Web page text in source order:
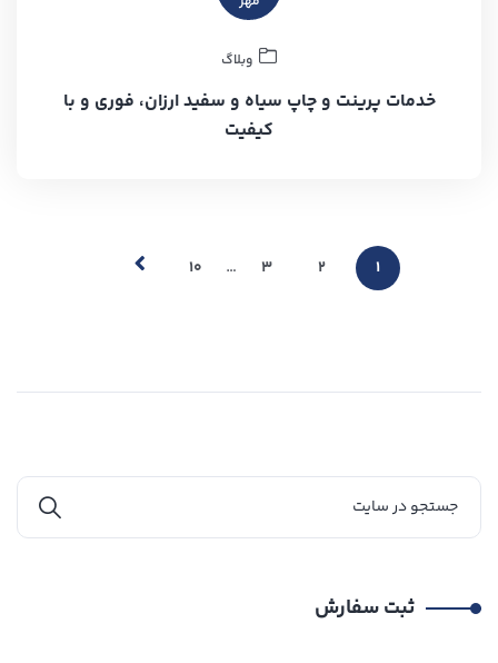
وبلاگ
خدمات پرینت و چاپ سیاه و سفید ارزان، فوری و با
کیفیت
۱ ۲ ۳ … ۱۰
ثبت سفارش